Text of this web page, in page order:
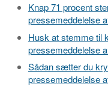
Knap 71 procent
pressemeddelelse
Husk at stemme til
pressemeddelelse
Sådan sætter du
pressemeddelelse